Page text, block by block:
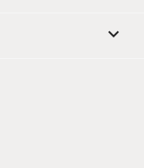
keyboard_arrow_down